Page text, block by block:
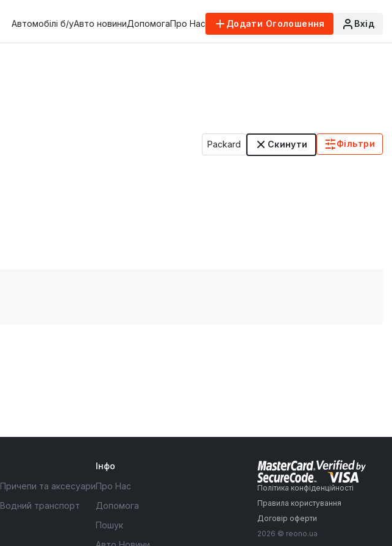
Автомобілі б/уАвто новиниДопомогаПро Нас Додати Оголошення Вхід
Packard Скинути Фільтри
Причепи та аксесуари
Водний транспорт
Інфо
Про Нас
Допомога
Пошук
Політика конфіденційності
Правила користування
Договір оферти
2026 © reono.ua